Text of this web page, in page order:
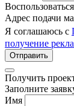
Адрес подачи
Я соглашаюсь с
получение
Отправить
Получить
Заполните
Имя